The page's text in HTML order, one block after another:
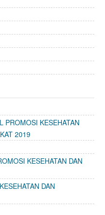
PROMOSI KESEHATAN
2019
KESEHATAN DAN
DAN